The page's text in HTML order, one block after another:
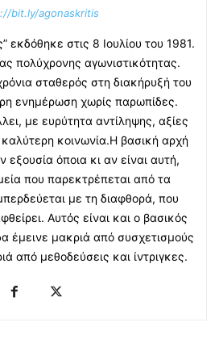
bit.ly/agonaskritis
εκδόθηκε στις 8 Ιουλίου του 1981.
πολύχρονης αγωνιστικότητας.
σταθερός στη διακήρυξή του
ενημέρωση χωρίς παρωπίδες.
με ευρύτητα αντίληψης, αξίες
κοινωνία.Η βασική αρχή
εξουσία όποια κι αν είναι αυτή,
που παρεκτρέπεται από τα
με τη διαφθορά, που
Αυτός είναι και ο βασικός
έμεινε μακριά από συσχετισμούς
από μεθοδεύσεις και ίντριγκες.